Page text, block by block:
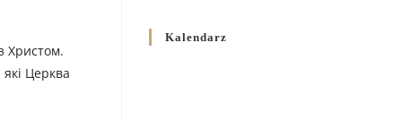
Христом.
Церква
10 GRUDNIA 2025
Kalendarz